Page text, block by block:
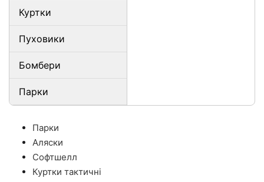
Куртки
Пуховики
Бомбери
Парки
Парки
Аляски
Софтшелл
Куртки тактичні